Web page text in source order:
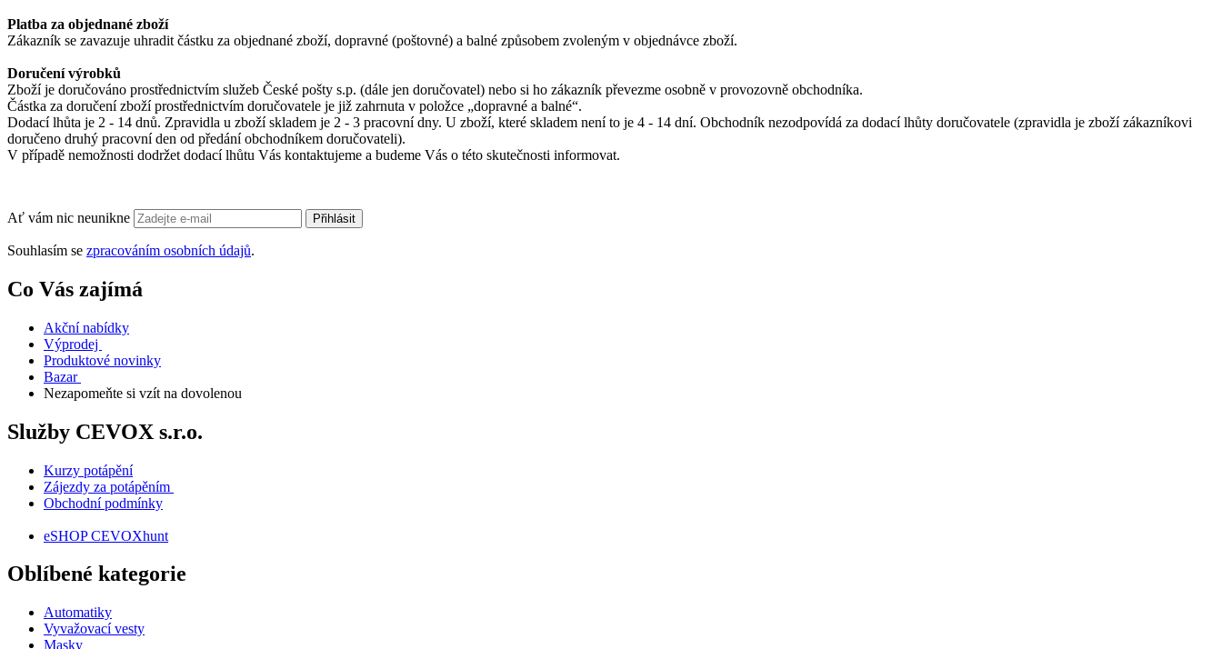
Platba za objednané zboží
Zákazník se zavazuje uhradit částku za objednané zboží, dopravné (poštovné) a balné způsobem zvoleným v objednávce zboží.
Doručení výrobků
Zboží je doručováno prostřednictvím služeb České pošty s.p. (dále jen doručovatel) nebo si ho zákazník převezme osobně v provozovně obchodníka.
Částka za doručení zboží prostřednictvím doručovatele je již zahrnuta v položce „dopravné a balné“.
Dodací lhůta je 2 - 14 dnů. Zpravidla u zboží skladem je 2 - 3 pracovní dny. U zboží, které skladem není to je 4 - 14 dní. Obchodník nezodpovídá za dodací lhůty doručovatele (zpravidla je zboží zákazníkovi
doručeno druhý pracovní den od předání obchodníkem doručovateli).
V případě nemožnosti dodržet dodací lhůtu Vás kontaktujeme a budeme Vás o této skutečnosti informovat.
Ať vám nic neunikne Přihlásit
Souhlasím se zpracováním osobních údajů.
Co Vás zajímá
Akční nabídky
Výprodej
Produktové novinky
Bazar
Nezapomeňte si vzít na dovolenou
Služby CEVOX s.r.o.
Kurzy potápění
Zájezdy za potápěním
Obchodní podmínky
eSHOP CEVOXhunt
Oblíbené kategorie
Automatiky
Vyvažovací vesty
Masky